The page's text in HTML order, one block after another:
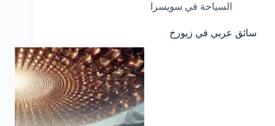
السياحة في سويسرا
سائق عربي في زيورخ